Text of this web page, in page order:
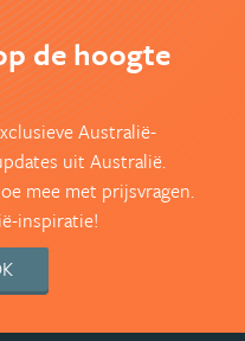
de hoogte
Australië-
uit Australië.
mee met prijsvragen.
inspiratie!